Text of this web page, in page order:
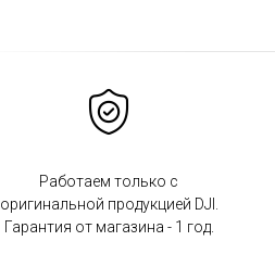
Работаем только с
оригинальной продукцией DJI.
Гарантия от магазина - 1 год.